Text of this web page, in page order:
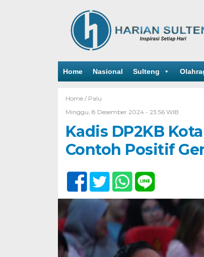
Home Nasional Sulteng
Home / Palu
Minggu, 8 Desember 2024 - 23:56 WIB
Kadis DP2KB
Contoh Positif